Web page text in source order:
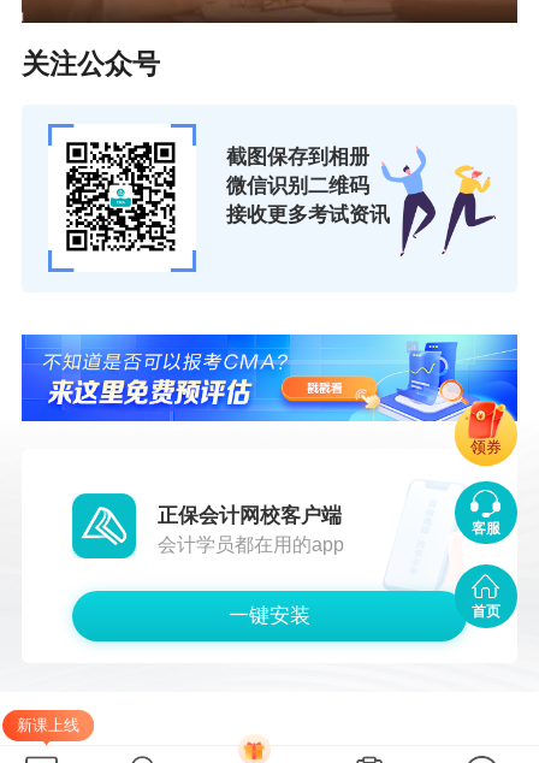
关注公众号
截图保存到相册
微信识别二维码
接收更多考试资讯
正保会计网校客户端
会计学员都在用的app
一键安装
新课上线
客服
首页
领券